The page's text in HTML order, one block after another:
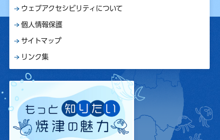
ウェブアクセシビリティについて
個人情報保護
サイトマップ
リンク集